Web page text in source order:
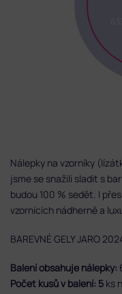
Nálepky na vzorníky
jsme se snažili sladit s
budou 100 % sedět. I
vzornících nádherně a
BAREVNÉ GELY JARO
Balení obsahuje nálepky:
Počet kusů v balení: 5 ks